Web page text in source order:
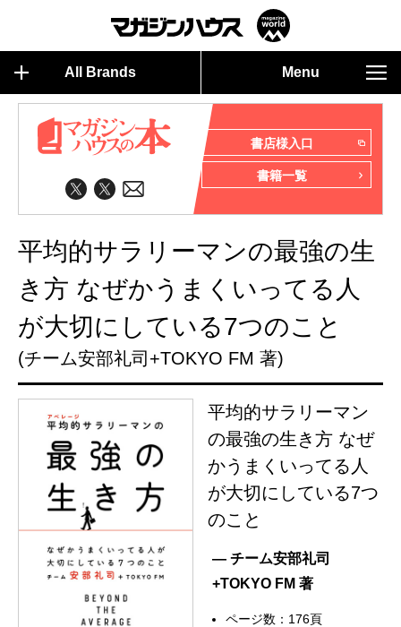
All Brands Menu
書店様入口
書籍一覧
平均的サラリーマンの最強の生
き方 なぜかうまくいってる人
が大切にしている7つのこと
(チーム安部礼司+TOKYO FM 著)
平均的サラリーマン
の最強の生き方 なぜ
かうまくいってる人
が大切にしている7つ
のこと
— チーム安部礼司
+TOKYO FM 著
ページ数：176頁